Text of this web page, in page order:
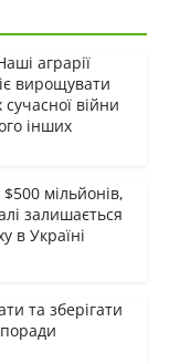
аграрії
вирощувати
війни
інших
мільйонів,
залишається
в Україні
та зберігати